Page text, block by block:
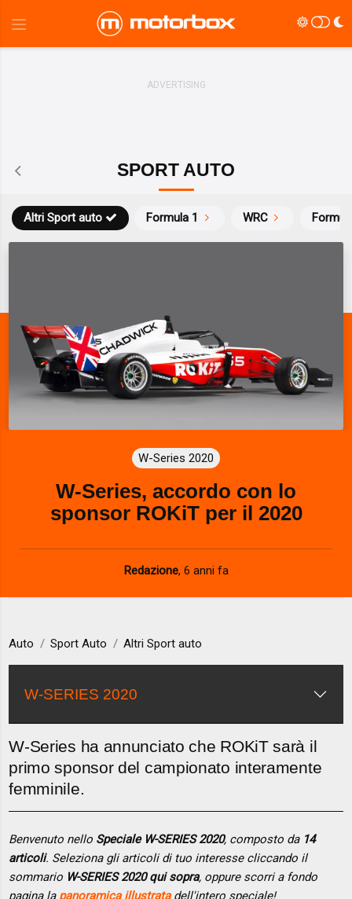
SPORT AUTO
Formula 1 WRC
Altri Sport auto
W-Series 2020
W-Series, accordo con lo
sponsor ROKiT per il 2020
Redazione, 6 anni fa
Auto Sport Auto Altri Sport auto
W-SERIES 2020
W-Series ha annunciato che ROKiT sarà il
primo sponsor del campionato interamente
femminile.
Benvenuto nello Speciale W-SERIES 2020, composto da 14
articoli. Seleziona gli articoli di tuo interesse cliccando il
sommario W-SERIES 2020 qui sopra, oppure scorri a fondo
pagina la panoramica illustratadell'intero speciale!